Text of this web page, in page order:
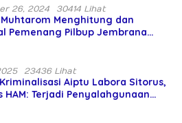
26, 2024 30414 Lihat
Menghitung dan
Pemenang Pilbup Jembrana
23436 Lihat
Aiptu Labora Sitorus,
HAM: Terjadi Penyalahgunaan